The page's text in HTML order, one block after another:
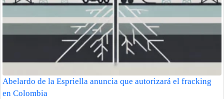
Abelardo de la Espriella anuncia que autorizará el fracking
en Colombia